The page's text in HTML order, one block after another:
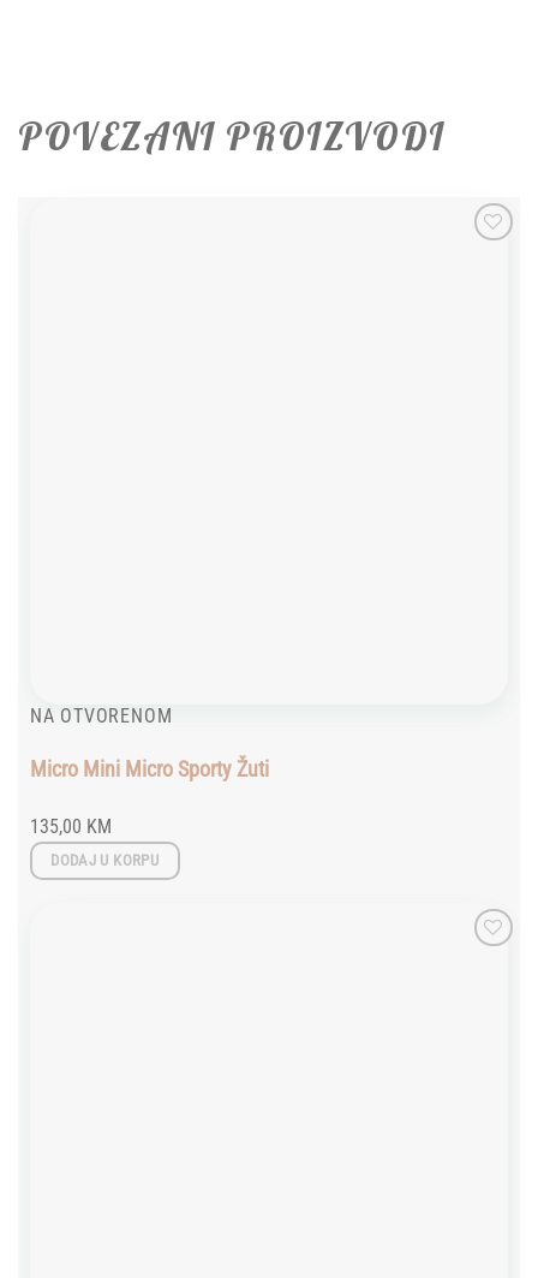
POVEZANI PROIZVODI
NA OTVORENOM
Micro Mini Micro Sporty Žuti
135,00 KM
DODAJ U KORPU